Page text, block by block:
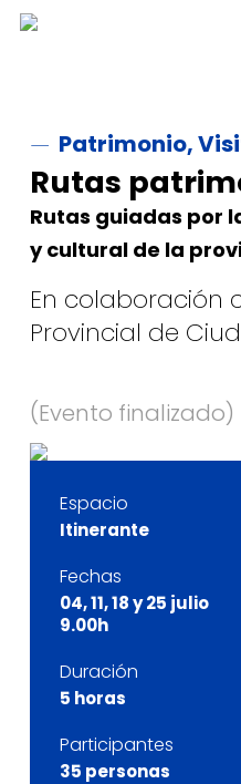
Skip
Patrimonio,
Rutas
Rutas guiadas por
y cultural de la
En colaboración
Provincial de
Espacio
Itinerante
Fechas
04, 11, 18 y 25 julio
9.00h
Duración
5 horas
Participantes
35 personas